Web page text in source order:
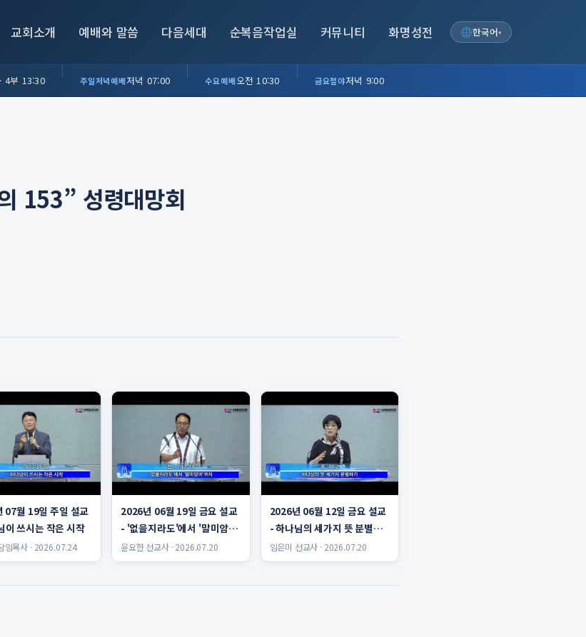
교회소개 예배와 말씀 다음세대 순복음작업실 커뮤니티 화명성전 한국어▾
4부 13:30 주일저녁예배저녁 07:00 수요예배오전 10:30 금요철야저녁 9:00
153” 성령대망회
07월 19일 주일 설교
이 쓰시는 작은 시작
임목사 · 2026.07.24
2026년 06월 19일 금요 설교
- '없을지라도'에서 '말미암
아'까지 윤요한 선교사
윤요한 선교사 · 2026.07.20
2026년 06월 12일 금요 설교
- 하나님의 세가지 뜻 분별하
기 임은미 선교사
임은미 선교사 · 2026.07.20